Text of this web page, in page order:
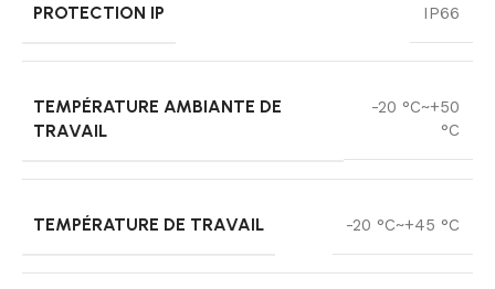
PROTECTION IP IP66
TEMPÉRATURE AMBIANTE DE
TRAVAIL
-20 °C~+50
°C
TEMPÉRATURE DE TRAVAIL -20 °C~+45 °C